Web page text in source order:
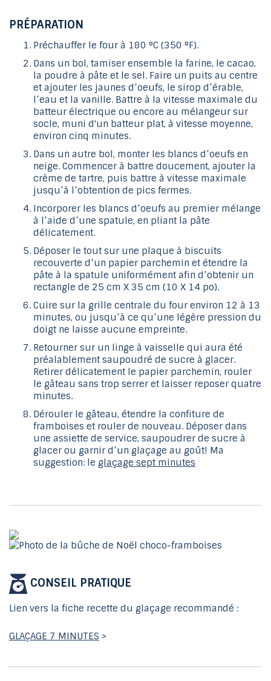
PRÉPARATION
Préchauffer le four à 180 °C (350 °F).
Dans un bol, tamiser ensemble la farine, le cacao,
la poudre à pâte et le sel. Faire un puits au centre
et ajouter les jaunes d’oeufs, le sirop d’érable,
l’eau et la vanille. Battre à la vitesse maximale du
batteur électrique ou encore au mélangeur sur
socle, muni d'un batteur plat, à vitesse moyenne,
environ cinq minutes.
Dans un autre bol, monter les blancs d’oeufs en
neige. Commencer à battre doucement, ajouter la
crème de tartre, puis battre à vitesse maximale
jusqu’à l’obtention de pics fermes.
Incorporer les blancs d’oeufs au premier mélange
à l’aide d’une spatule, en pliant la pâte
délicatement.
Déposer le tout sur une plaque à biscuits
recouverte d’un papier parchemin et étendre la
pâte à la spatule uniformément afin d’obtenir un
rectangle de 25 cm X 35 cm (10 X 14 po).
Cuire sur la grille centrale du four environ 12 à 13
minutes, ou jusqu’à ce qu’une légère pression du
doigt ne laisse aucune empreinte.
Retourner sur un linge à vaisselle qui aura été
préalablement saupoudré de sucre à glacer.
Retirer délicatement le papier parchemin, rouler
le gâteau sans trop serrer et laisser reposer quatre
minutes.
Dérouler le gâteau, étendre la confiture de
framboises et rouler de nouveau. Déposer dans
une assiette de service, saupoudrer de sucre à
glacer ou garnir d’un glaçage au goût! Ma
suggestion: le glaçage sept minutes
CONSEIL PRATIQUE
Lien vers la fiche recette du glaçage recommandé :
GLAÇAGE 7 MINUTES >